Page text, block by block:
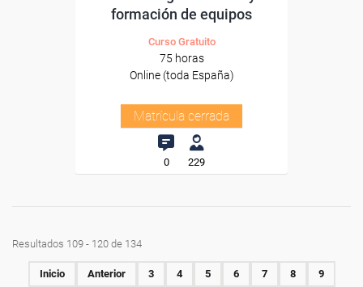
formación de equipos
Curso Gratuito
75 horas
Online (toda España)
Matrícula cerrada
0 229
Resultados 109 - 120 de 134
Inicio Anterior 3 4 5 6 7 8 9